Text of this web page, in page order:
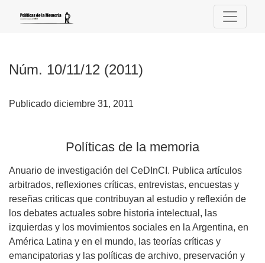
Núm. 10/11/12 (2011)
Publicado diciembre 31, 2011
Políticas de la memoria
Anuario de investigación del CeDInCI. Publica artículos
arbitrados, reflexiones críticas, entrevistas, encuestas y
reseñas criticas que contribuyan al estudio y reflexión de
los debates actuales sobre historia intelectual, las
izquierdas y los movimientos sociales en la Argentina, en
América Latina y en el mundo, las teorías críticas y
emancipatorias y las políticas de archivo, preservación y